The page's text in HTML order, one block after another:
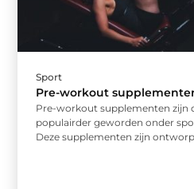
Sport
Pre-workout
Pre-workout supplementen zijn
populairder geworden onder
Deze supplementen zijn